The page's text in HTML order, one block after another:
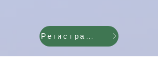
Регистрация